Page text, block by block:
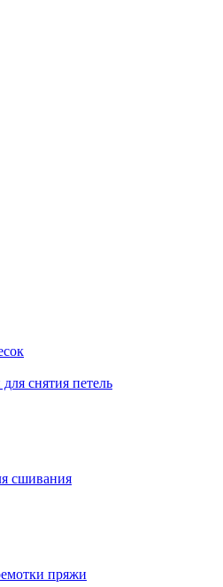
снятия петель
сшивания
пряжи